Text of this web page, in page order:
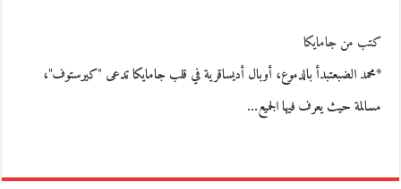
كتب من جامايكا
*محمد الضبعتبدأ بالدموع، أوبال أديساقرية في قلب جامايكا تدعى "كيرستوف"،
مسالمة حيث يعرف فيها الجميع…